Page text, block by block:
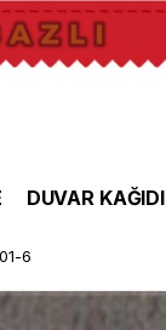
DUVAR KAĞIDI
6